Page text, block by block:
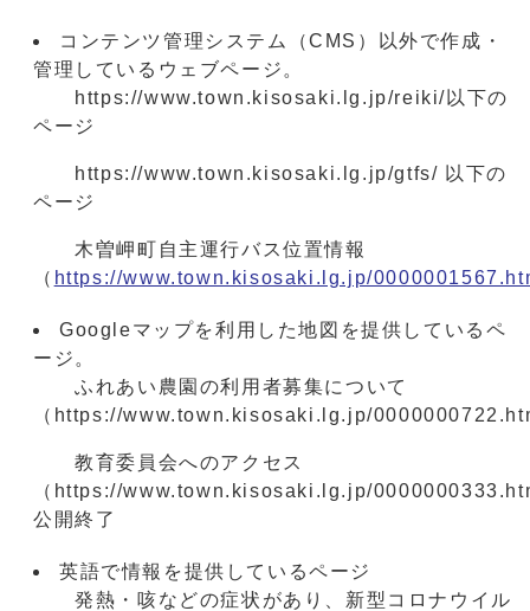
コンテンツ管理システム（CMS）以外で作成・
管理しているウェブページ。
https://www.town.kisosaki.lg.jp/reiki/以下の
ページ
https://www.town.kisosaki.lg.jp/gtfs/ 以下の
ページ
木曽岬町自主運行バス位置情報
（ https://www.town.kisosaki.lg.jp/
Googleマップを利用した地図を提供しているペ
ージ。
ふれあい農園の利用者募集について
（https://www.town.kisosaki.lg.jp/
教育委員会へのアクセス
（https://www.town.kisosaki.lg.jp/
公開終了
英語で情報を提供しているページ
発熱・咳などの症状があり、新型コロナウイル